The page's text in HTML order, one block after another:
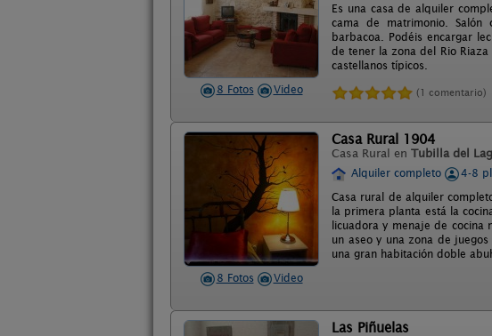
8 Fotos Video
Es una casa de alquiler
cama de matrimonio. Salón
barbacoa. Podéis encargar
de tener la zona del Rio
castellanos típicos.
(1 comentario)
8 Fotos Video
Casa Rural 1904
Casa Rural en Tubilla del
Alquiler completo
4-8
Casa rural de alquiler
la primera planta está la
licuadora y menaje de cocina
un aseo y una zona de
una gran habitación doble
Las Piñuelas